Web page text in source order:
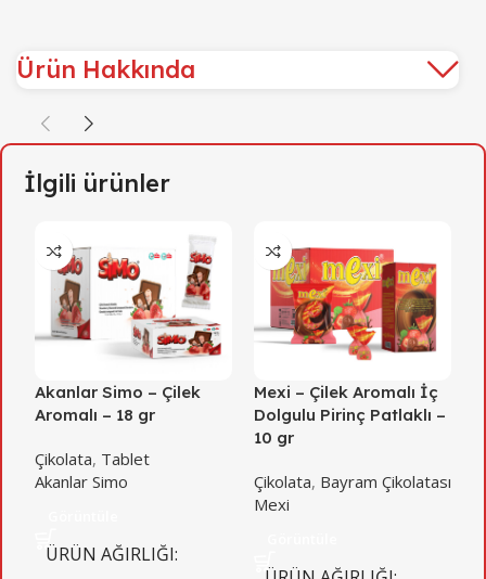
Ürün Hakkında
İlgili ürünler
Akanlar Simo – Çilek
Aromalı – 18 gr
Çikolata, Tablet
Akanlar Simo
ÜRÜN AĞIRLIĞI
Mexi – Çilek Aromalı İç
Dolgulu Pirinç Patlaklı –
10 gr
Çikolata, Bayram Çikolatası
Mexi